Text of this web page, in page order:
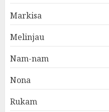
Markisa
Melinjau
Nam-nam
Nona
Rukam